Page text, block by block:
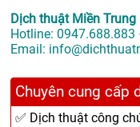
Dịch thuật Miền
Hotline:
Email:
Chuyên cung cấp
✅ Dịch thuật công